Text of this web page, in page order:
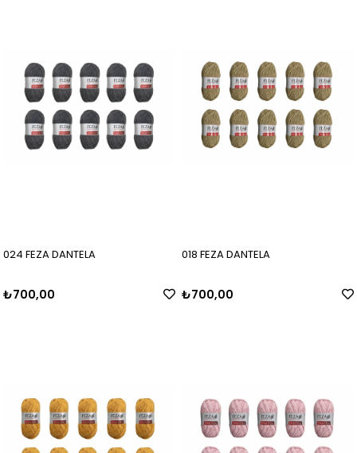
024 FEZA DANTELA
₺700,00
018 FEZA DANTELA
₺700,00